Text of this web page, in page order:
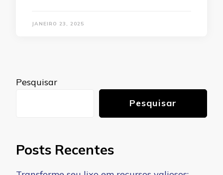
JANEIRO 23, 2025
Pesquisar
Pesquisar
Posts Recentes